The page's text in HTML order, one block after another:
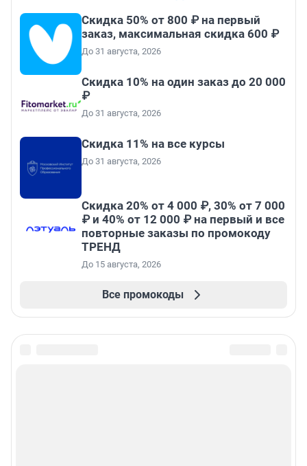
Скидка 50% от 800 ₽ на первый
заказ, максимальная скидка 600 ₽
До 31 августа, 2026
Скидка 10% на один заказ до 20 000
₽
До 31 августа, 2026
Скидка 11% на все курсы
До 31 августа, 2026
Скидка 20% от 4 000 ₽, 30% от 7 000
₽ и 40% от 12 000 ₽ на первый и все
повторные заказы по промокоду
ТРЕНД
До 15 августа, 2026
Все промокоды